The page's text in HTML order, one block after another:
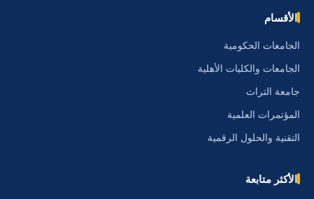
الأقسام
الجامعات الحكومية
الجامعات والكليات الأهلية
جامعة التراث
المؤتمرات العلمية
التقنية والحلول الرقمية
الأكثر متابعة